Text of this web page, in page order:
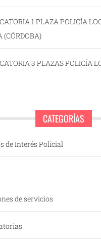
1 PLAZA POLICÍA
(CÓRDOBA)
3 PLAZAS POLICÍA
CATEGORÍAS
de Interés Policial
de servicios